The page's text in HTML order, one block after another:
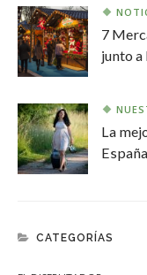
7
junto a
La
España
CATEGORÍAS